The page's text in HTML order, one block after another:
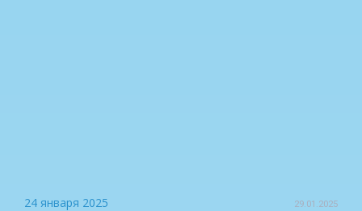
24 января 2025 29.01.2025